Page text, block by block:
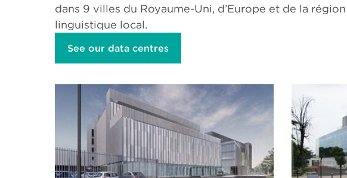
dans 9 villes du Royaume-Uni, d’Europe et de la
linguistique local.
See our data centres